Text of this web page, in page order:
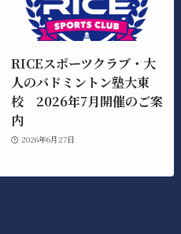
RICEスポーツクラブ・大
人のバドミントン塾大東
校 2026年7月開催のご案
内
2026年6月27日